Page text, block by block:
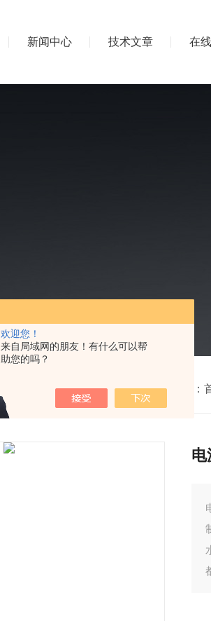
欢迎您！
来自局域网的朋友！有什么可以帮
助您的吗？
新闻中心 技术文章 在
我的位置：
电